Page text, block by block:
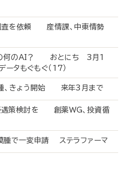
査を依頼 産情課、中東情勢
の何のAI？ おとにち 3月1
タもぐもぐ（17）
種、きょう開始 来年3月まで
遇策検討を 創薬WG、投資循
腫で一変申請 ステラファーマ